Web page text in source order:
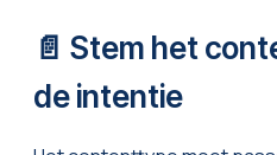
📄 Stem het
de intentie